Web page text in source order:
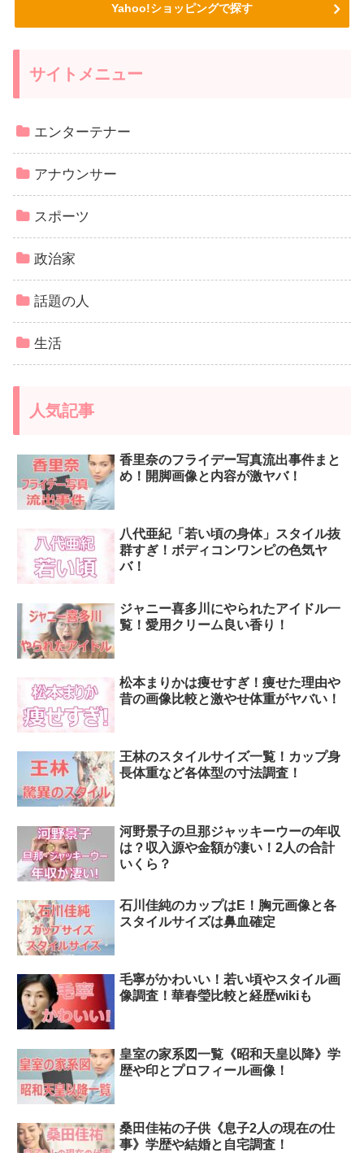
Yahoo!ショッピングで探す
サイトメニュー
エンターテナー
アナウンサー
スポーツ
政治家
話題の人
生活
人気記事
香里奈のフライデー写真流出事件まと
め！開脚画像と内容が激ヤバ！
八代亜紀「若い頃の身体」スタイル抜
群すぎ！ボディコンワンピの色気ヤ
バ！
ジャニー喜多川にやられたアイドル一
覧！愛用クリーム良い香り！
松本まりかは痩せすぎ！痩せた理由や
昔の画像比較と激やせ体重がヤバい！
王林のスタイルサイズ一覧！カップ身
長体重など各体型の寸法調査！
河野景子の旦那ジャッキーウーの年収
は？収入源や金額が凄い！2人の合計
いくら？
石川佳純のカップはE！胸元画像と各
スタイルサイズは鼻血確定
毛寧がかわいい！若い頃やスタイル画
像調査！華春瑩比較と経歴wikiも
皇室の家系図一覧《昭和天皇以降》学
歴や印とプロフィール画像！
桑田佳祐の子供《息子2人の現在の仕
事》学歴や結婚と自宅調査！